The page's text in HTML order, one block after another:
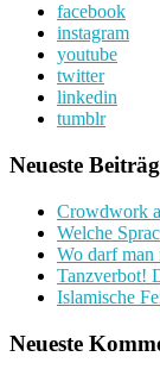
facebook
instagram
youtube
twitter
linkedin
tumblr
Neueste
Crowdwork
Welche
Wo darf man
Tanzverbot!
Islamische
Neueste